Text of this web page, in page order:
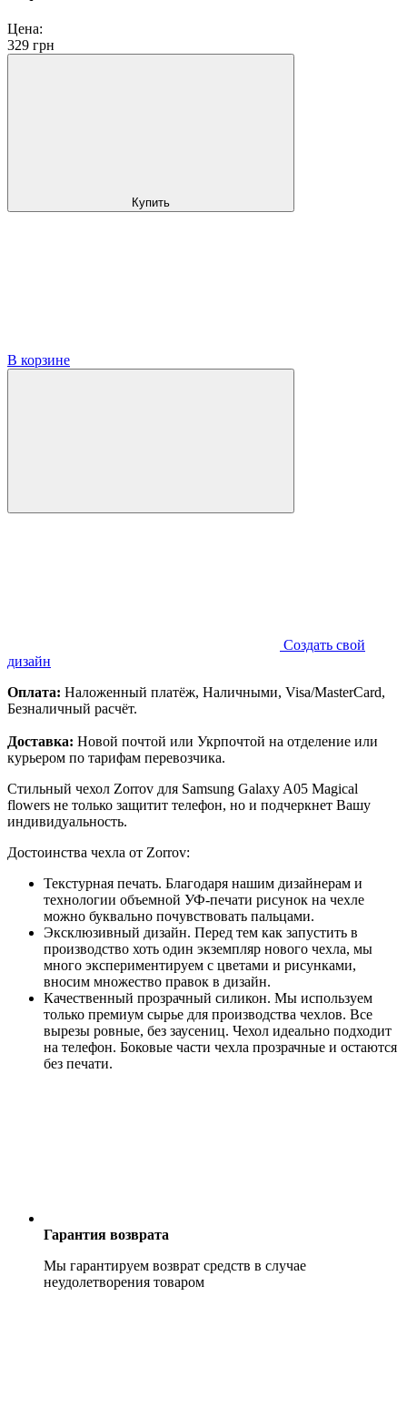
Цена:
329 грн
Купить
В корзине
Создать свой
дизайн
Оплата: Наложенный платёж, Наличными, Visa/MasterCard,
Безналичный расчёт.
Доставка: Новой почтой или Укрпочтой на отделение или
курьером по тарифам перевозчика.
Стильный чехол Zorrov для Samsung Galaxy A05 Magical
flowers не только защитит телефон, но и подчеркнет Вашу
индивидуальность.
Достоинства чехла от Zorrov:
Текстурная печать. Благодаря нашим дизайнерам и
технологии объемной УФ-печати рисунок на чехле
можно буквально почувствовать пальцами.
Эксклюзивный дизайн. Перед тем как запустить в
производство хоть один экземпляр нового чехла, мы
много экспериментируем с цветами и рисунками,
вносим множество правок в дизайн.
Качественный прозрачный силикон. Мы используем
только премиум сырье для производства чехлов. Все
вырезы ровные, без заусениц. Чехол идеально подходит
на телефон. Боковые части чехла прозрачные и остаются
без печати.
Гарантия возврата
Мы гарантируем возврат средств в случае
неудолетворения товаром